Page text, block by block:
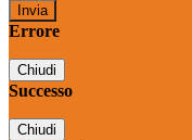
Errore
Chiudi
Successo
Chiudi